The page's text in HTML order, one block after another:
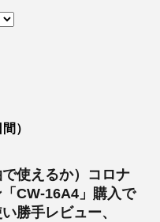
）
で使えるか）コロナ
CW-16A4」購入で
勝手レビュー、